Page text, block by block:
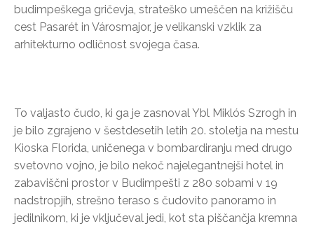
budimpeškega gričevja, strateško umeščen na križišču
cest Pasarét in Városmajor, je velikanski vzklik za
arhitekturno odličnost svojega časa.
To valjasto čudo, ki ga je zasnoval Ybl Miklós Szrogh in
je bilo zgrajeno v šestdesetih letih 20. stoletja na mestu
Kioska Florida, uničenega v bombardiranju med drugo
svetovno vojno, je bilo nekoč najelegantnejši hotel in
zabaviščni prostor v Budimpešti z 280 sobami v 19
nadstropjih, strešno teraso s čudovito panoramo in
jedilnikom, ki je vključeval jedi, kot sta piščančja kremna